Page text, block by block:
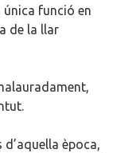
única funció en
de la llar
època,